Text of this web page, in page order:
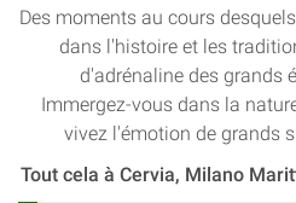
Des moments au cours
dans l'histoire et les
d'adrénaline des grands
Immergez-vous dans la
vivez l'émotion de grands
Tout cela à Cervia, Milano